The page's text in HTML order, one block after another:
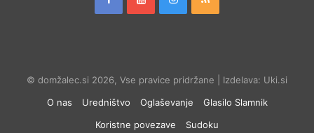
© domžalec.si 2026, Vse pravice pridržane | Izdelava: Uki.si
O nas
Uredništvo Oglaševanje
Glasilo Slamnik
Koristne povezave
Sudoku